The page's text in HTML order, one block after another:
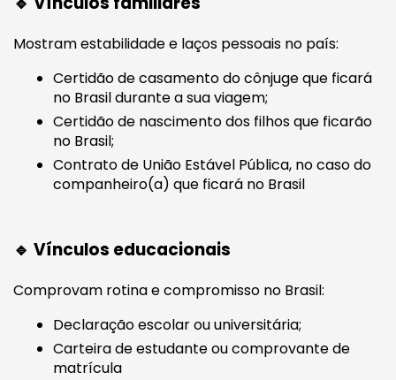
Mostram estabilidade e laços pessoais no país:
Certidão de casamento do cônjuge que ficará
no Brasil durante a sua viagem;
Certidão de nascimento dos filhos que ficarão
no Brasil;
Contrato de União Estável Pública, no caso do
companheiro(a) que ficará no Brasil
🔹 Vínculos educacionais
Comprovam rotina e compromisso no Brasil:
Declaração escolar ou universitária;
Carteira de estudante ou comprovante de
matrícula